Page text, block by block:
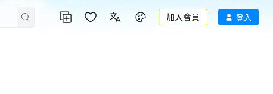
加入會員 登入